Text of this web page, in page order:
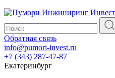
Обратная связь
info@pumori-invest.ru
+7 (343) 287-47-87
Екатеринбург